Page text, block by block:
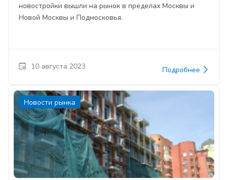
новостройки вышли на рынок в пределах Москвы и
Новой Москвы и Подмосковья.
10 августа 2023 Подробнее
Новости рынка